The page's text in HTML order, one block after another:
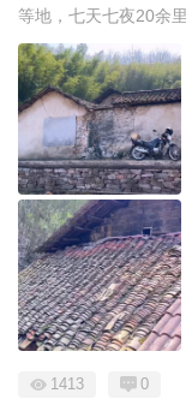
等地，七天七夜20余
1413 0